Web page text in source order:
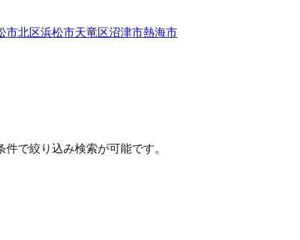
市北区浜松市天竜区沼津市熱海市
で絞り込み検索が可能です。